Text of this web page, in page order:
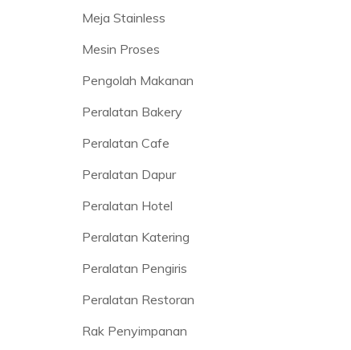
Meja Stainless
Mesin Proses
Pengolah Makanan
Peralatan Bakery
Peralatan Cafe
Peralatan Dapur
Peralatan Hotel
Peralatan Katering
Peralatan Pengiris
Peralatan Restoran
Rak Penyimpanan